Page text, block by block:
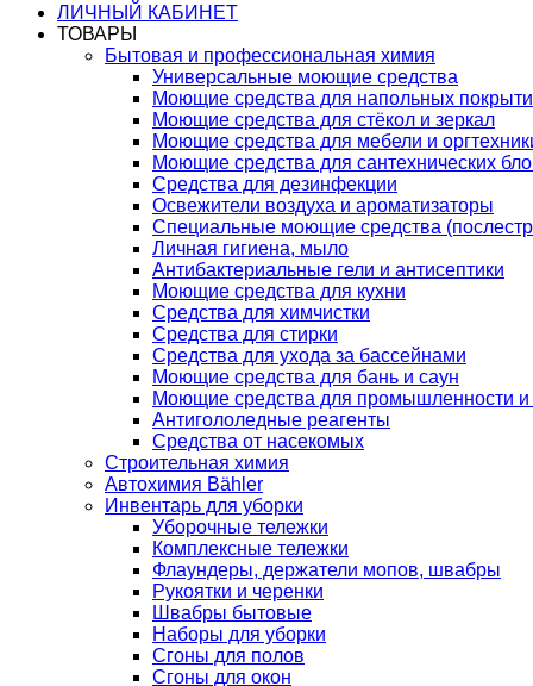
ЛИЧНЫЙ КАБИНЕТ
ТОВАРЫ
Бытовая и профессиональная химия
Универсальные моющие средства
Моющие средства для напольных
Моющие средства для стёкол и зеркал
Моющие средства для мебели и
Моющие средства для сантехнических
Средства для дезинфекции
Освежители воздуха и ароматизаторы
Специальные моющие средства
Личная гигиена, мыло
Антибактериальные гели и антисептики
Моющие средства для кухни
Средства для химчистки
Средства для стирки
Средства для ухода за бассейнами
Моющие средства для бань и саун
Моющие средства для промышленности и
Антигололедные реагенты
Средства от насекомых
Строительная химия
Автохимия Bähler
Инвентарь для уборки
Уборочные тележки
Комплексные тележки
Флаундеры, держатели мопов, швабры
Рукоятки и черенки
Швабры бытовые
Наборы для уборки
Сгоны для полов
Сгоны для окон